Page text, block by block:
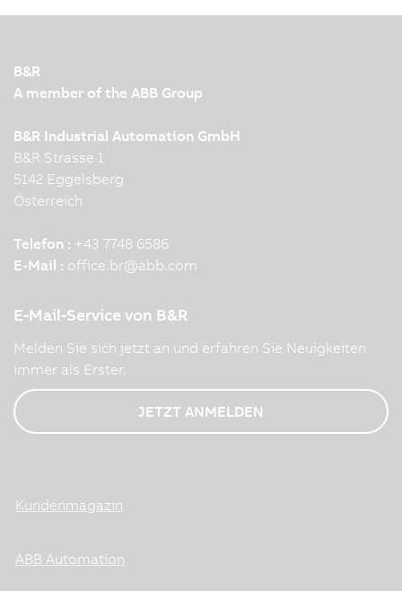
B&R
A member of the ABB Group
B&R Industrial Automation GmbH
B&R Strasse 1
5142 Eggelsberg
Österreich
Telefon : +43 7748 6586
E-Mail : office.br@abb.com
E-Mail-Service von B&R
Melden Sie sich jetzt an und erfahren Sie Neuigkeiten
immer als Erster.
JETZT ANMELDEN
Kundenmagazin
ABB Automation